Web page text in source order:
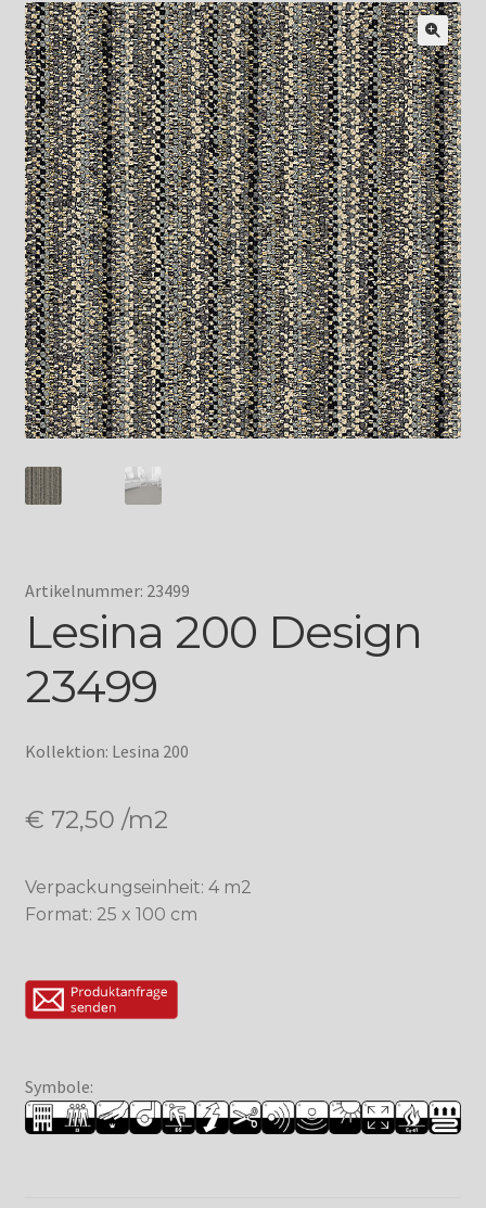
Artikelnummer: 23499
Lesina 200 Design
23499
Kollektion: Lesina 200
€ 72,50 /m2
Verpackungseinheit: 4 m2
Format: 25 x 100 cm
Symbole: